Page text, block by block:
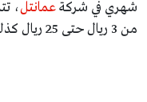
شهري في شركةعمانتل،
من 3 ريال حتى 25 ريال كذلك.